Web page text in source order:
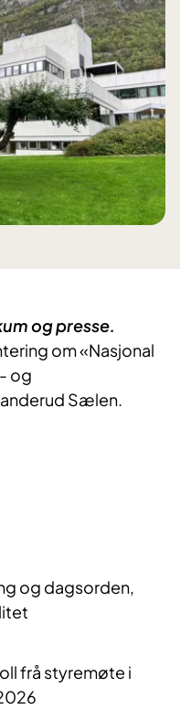
og presse.
om «Nasjonal
og
Sælen.
og dagsorden,
frå styremøte i